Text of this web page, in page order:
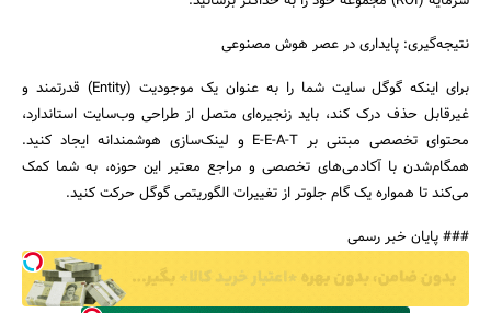
نتیجه‌گیری: پایداری در عصر هوش مصنوعی
برای اینکه گوگل سایت شما را به عنوان یک موجودیت (Entity) قدرتمند و
غیرقابل حذف درک کند، باید زنجیره‌ای متصل از طراحی وب‌سایت استاندارد،
محتوای تخصصی مبتنی بر E-E-A-T و لینک‌سازی هوشمندانه ایجاد کنید.
همگام‌شدن با آکادمی‌های تخصصی و مراجع معتبر این حوزه، به شما کمک
می‌کند تا همواره یک گام جلوتر از تغییرات الگوریتمی گوگل حرکت کنید.
### پایان خبر رسمی